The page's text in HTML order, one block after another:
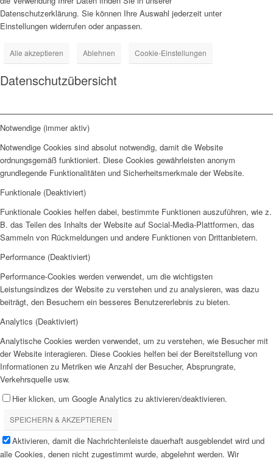
Datenschutzerklärung. Sie können Ihre Auswahl jederzeit unter
Einstellungen widerrufen oder anpassen.
Alle akzeptieren Ablehnen Cookie-Einstellungen
Datenschutzübersicht
Notwendige (immer aktiv)
Notwendige Cookies sind absolut notwendig, damit die Website
ordnungsgemäß funktioniert. Diese Cookies gewährleisten anonym
grundlegende Funktionalitäten und Sicherheitsmerkmale der Website.
Funktionale (Deaktiviert)
Funktionale Cookies helfen dabei, bestimmte Funktionen auszuführen, wie z.
B. das Teilen des Inhalts der Website auf Social-Media-Plattformen, das
Sammeln von Rückmeldungen und andere Funktionen von Drittanbietern.
Performance (Deaktiviert)
Performance-Cookies werden verwendet, um die wichtigsten
Leistungsindizes der Website zu verstehen und zu analysieren, was dazu
beiträgt, den Besuchern ein besseres Benutzererlebnis zu bieten.
Analytics (Deaktiviert)
Analytische Cookies werden verwendet, um zu verstehen, wie Besucher mit
der Website interagieren. Diese Cookies helfen bei der Bereitstellung von
Informationen zu Metriken wie Anzahl der Besucher, Absprungrate,
Verkehrsquelle usw.
Hier klicken, um Google Analytics zu aktivieren/deaktivieren.
SPEICHERN & AKZEPTIEREN
Aktivieren, damit die Nachrichtenleiste dauerhaft ausgeblendet wird und
alle Cookies, denen nicht zugestimmt wurde, abgelehnt werden. Wir